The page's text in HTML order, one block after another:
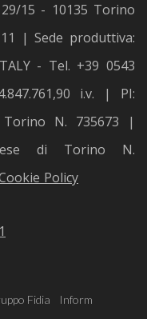
15 - 10135 Torino
| Sede produttiva:
- Tel. +39 0543
i.v. | PI:
Torino N. 735673 |
di Torino N.
Policy
Fidia
Inform